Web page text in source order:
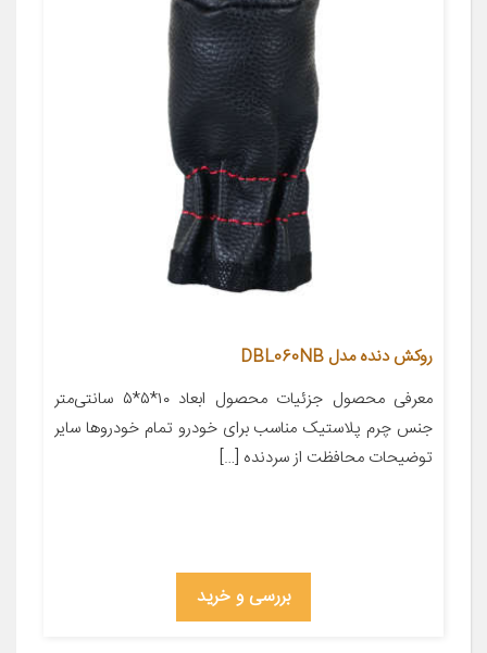
روکش دنده مدل DBL060NB
معرفی محصول جزئیات محصول ابعاد ۱۰*۵*۵ سانتی‌متر
جنس چرم پلاستیک مناسب برای خودرو تمام خودروها سایر
توضیحات محافظت از سردنده […]
بررسی و خرید